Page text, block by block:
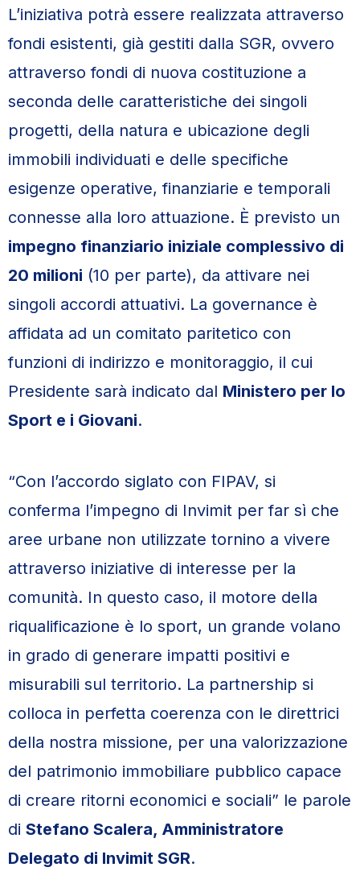
L’iniziativa potrà essere realizzata attraverso
fondi esistenti, già gestiti dalla SGR, ovvero
attraverso fondi di nuova costituzione a
seconda delle caratteristiche dei singoli
progetti, della natura e ubicazione degli
immobili individuati e delle specifiche
esigenze operative, finanziarie e temporali
connesse alla loro attuazione. È previsto un
impegno finanziario iniziale complessivo di
20 milioni (10 per parte), da attivare nei
singoli accordi attuativi. La governance è
affidata ad un comitato paritetico con
funzioni di indirizzo e monitoraggio, il cui
Presidente sarà indicato dal Ministero per lo
Sport e i Giovani.
“Con l’accordo siglato con FIPAV, si
conferma l’impegno di Invimit per far sì che
aree urbane non utilizzate tornino a vivere
attraverso iniziative di interesse per la
comunità. In questo caso, il motore della
riqualificazione è lo sport, un grande volano
in grado di generare impatti positivi e
misurabili sul territorio. La partnership si
colloca in perfetta coerenza con le direttrici
della nostra missione, per una valorizzazione
del patrimonio immobiliare pubblico capace
di creare ritorni economici e sociali” le parole
di Stefano Scalera, Amministratore
Delegato di Invimit SGR.